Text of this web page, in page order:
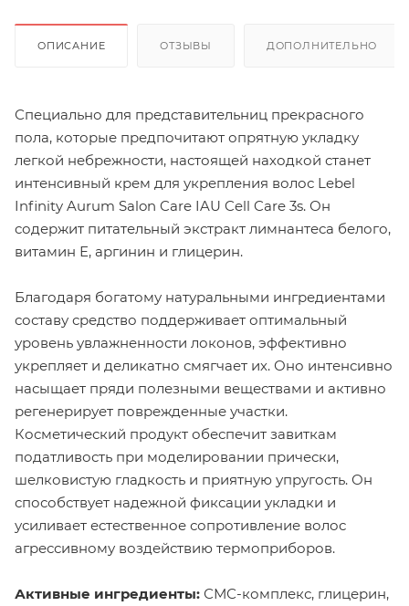
ОПИСАНИЕ ОТЗЫВЫ ДОПОЛНИТЕЛЬНО
Специально для представительниц прекрасного
пола, которые предпочитают опрятную укладку
легкой небрежности, настоящей находкой станет
интенсивный крем для укрепления волос Lebel
Infinity Aurum Salon Care IAU Cell Care 3s. Он
содержит питательный экстракт лимнантеса белого,
витамин Е, аргинин и глицерин.
Благодаря богатому натуральными ингредиентами
составу средство поддерживает оптимальный
уровень увлажненности локонов, эффективно
укрепляет и деликатно смягчает их. Оно интенсивно
насыщает пряди полезными веществами и активно
регенерирует поврежденные участки.
Косметический продукт обеспечит завиткам
податливость при моделировании прически,
шелковистую гладкость и приятную упругость. Он
способствует надежной фиксации укладки и
усиливает естественное сопротивление волос
агрессивному воздействию термоприборов.
Активные ингредиенты: СМС-комплекс, глицерин,